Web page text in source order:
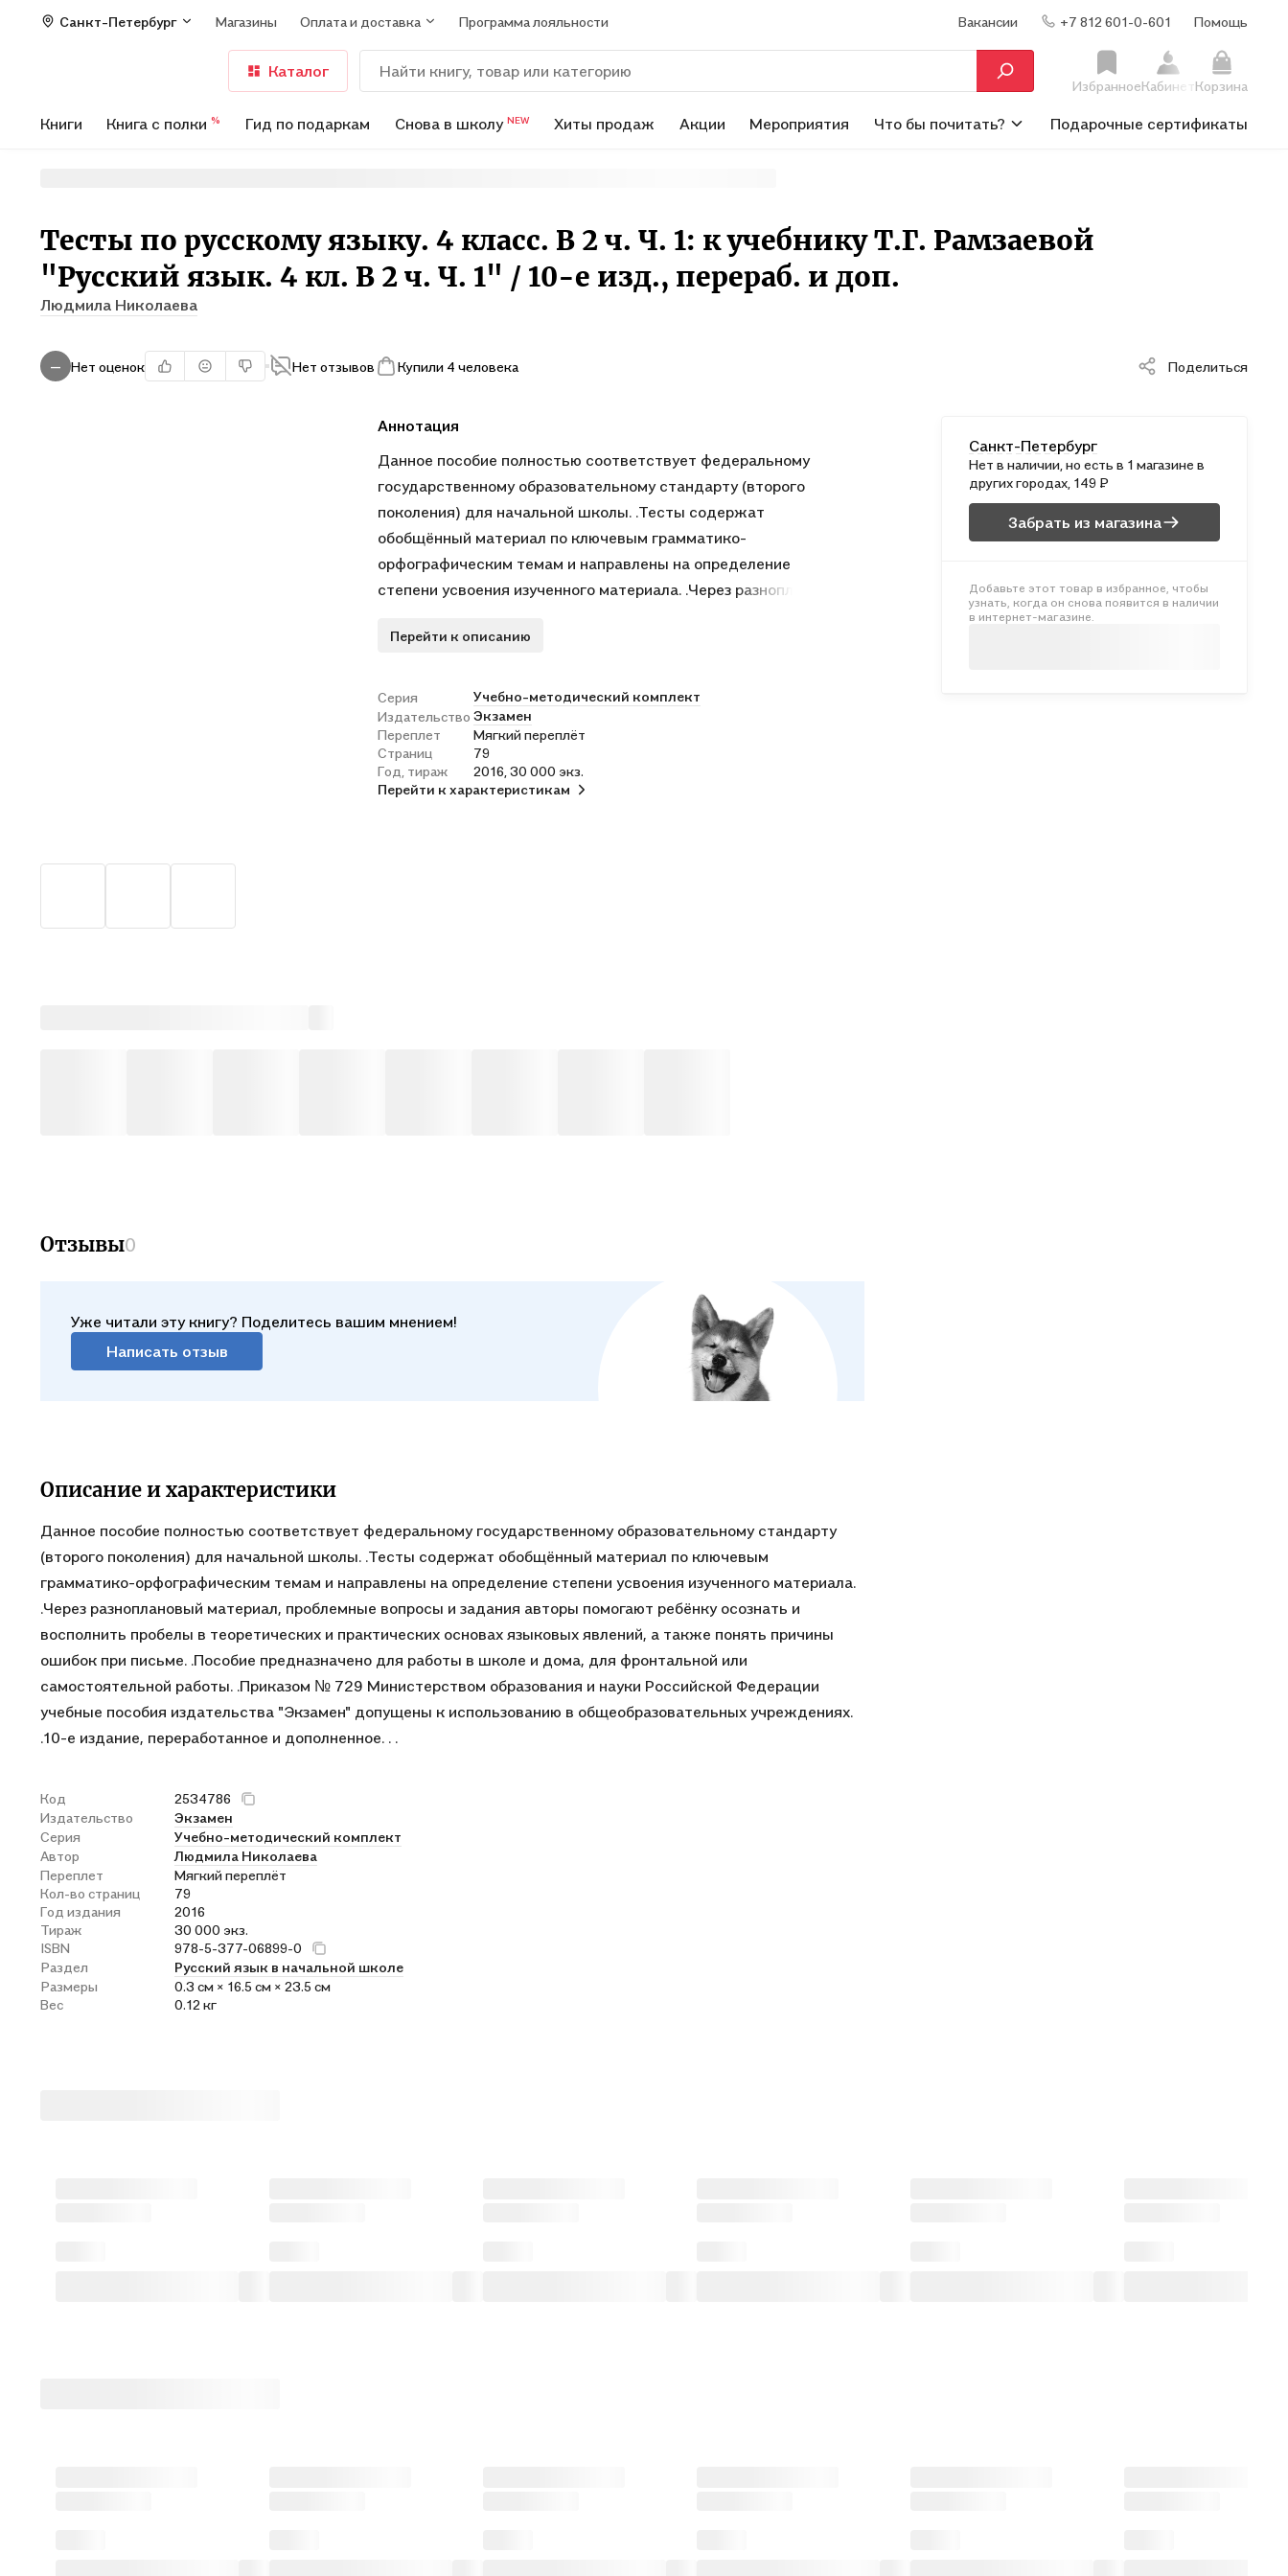
Санкт-Петербург Магазины Оплата и доставка Программа лояльности Вакансии +7 812 601-0-601 Помощь
Каталог
ИзбранноеКабинетКорзина
Книги Книга с полки % Гид по подаркам Снова в школу NEW Хиты продаж Акции Мероприятия Что бы почитать? Подарочные сертификаты
Тесты по русскому языку. 4 класс. В 2 ч. Ч. 1: к учебнику Т.Г. Рамзаевой
"Русский язык. 4 кл. В 2 ч. Ч. 1" / 10-е изд., перераб. и доп.
Людмила Николаева
— Нет оценок Нет отзывов Купили 4 человека Поделиться
Аннотация
Данное пособие полностью соответствует федеральному
государственному образовательному стандарту (второго
поколения) для начальной школы. .Тесты содержат
обобщённый материал по ключевым грамматико-
орфографическим темам и направлены на определение
степени усвоения изученного материала. .Через разноплановый
ребёнку осознать и восполнить пробелы в теоретических и
причины ошибок при письме. .Пособие предназначено для
работы в школе и дома, для фронтальной или самостоятельной
работы. .Приказом № 729 Министерством образования и науки
Российской Федерации учебные пособия издательства
"Экзамен" допущены к использованию в общеобразовательных
Перейти к описанию
Серия
Учебно-методический комплект
Издательство Экзамен
Переплет
Мягкий переплёт
Страниц
79
Год, тираж
2016, 30 000 экз.
Перейти к характеристикам
Санкт-Петербург
Нет в наличии, но есть в 1 магазине в
других городах, 149 ₽
Забрать из магазина
Добавьте этот товар в избранное, чтобы
узнать, когда он снова появится в наличии
в интернет-магазине.
Отзывы0
Уже читали эту книгу? Поделитесь вашим мнением!
Написать отзыв
Описание и характеристики
Данное пособие полностью соответствует федеральному государственному образовательному стандарту
(второго поколения) для начальной школы. .Тесты содержат обобщённый материал по ключевым
грамматико-орфографическим темам и направлены на определение степени усвоения изученного материала.
.Через разноплановый материал, проблемные вопросы и задания авторы помогают ребёнку осознать и
восполнить пробелы в теоретических и практических основах языковых явлений, а также понять причины
ошибок при письме. .Пособие предназначено для работы в школе и дома, для фронтальной или
самостоятельной работы. .Приказом № 729 Министерством образования и науки Российской Федерации
учебные пособия издательства "Экзамен" допущены к использованию в общеобразовательных учреждениях.
.10-е издание, переработанное и дополненное. . .
Код
2534786
Издательство
Экзамен
Серия
Учебно-методический комплект
Автор
Людмила Николаева
Переплет
Мягкий переплёт
Кол-во страниц
79
Год издания
2016
Тираж
30 000 экз.
ISBN
978-5-377-06899-0
Раздел
Русский язык в начальной школе
Размеры
0.3 см × 16.5 см × 23.5 см
Вес
0.12 кг